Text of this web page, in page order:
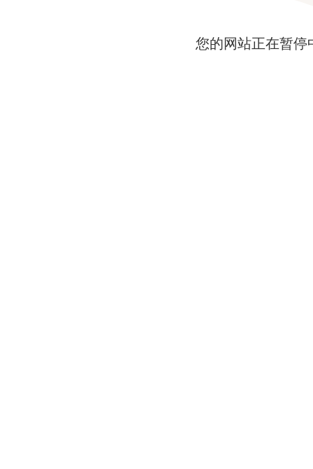
您的网站正在暂停